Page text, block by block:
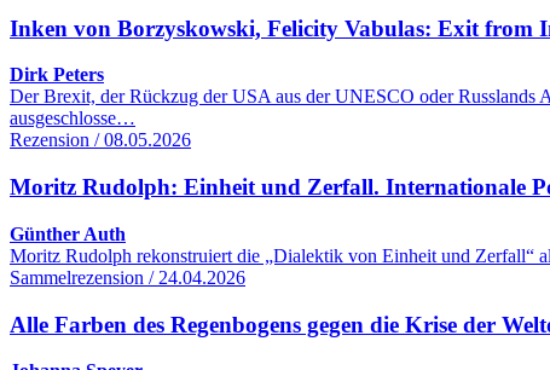
Inken von Borzyskowski, Felicity Vabulas: Exit from
Dirk Peters
Der Brexit, der Rückzug der USA aus der UNESCO oder Russlands
ausgeschlosse…
Rezension / 08.05.2026
Moritz Rudolph: Einheit und Zerfall. Internationale
Günther Auth
Moritz Rudolph rekonstruiert die „Dialektik von Einheit und Zerfall“
Sammelrezension / 24.04.2026
Alle Farben des Regenbogens gegen die Krise der